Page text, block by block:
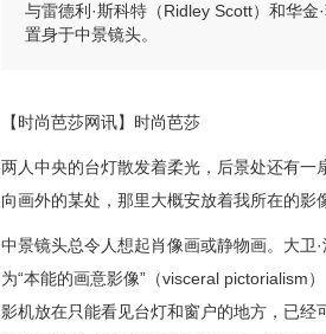
与雷德利·斯科特（Ridley Scott）和华
置身于中景镜头。
【时尚芭莎网讯】时尚芭莎
两人中央的台灯散发着柔光，后景处还有
向画外的某处，那里大概安放着我所在的影
中景镜头总令人想起肖像画或静物画。大卫
为“本能的画意影像”（visceral pictorialism
影机放在只能看见台灯和窗户的地方，已